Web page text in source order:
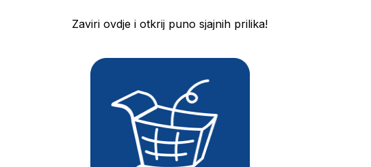
Zaviri ovdje i otkrij puno sjajnih prilika!